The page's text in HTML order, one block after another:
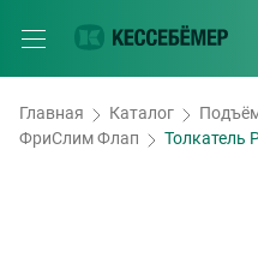
Главная Каталог
ФриСлим Флап
Толкатель